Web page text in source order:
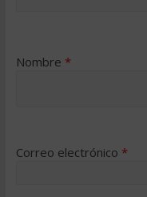
Nombre *
Correo electrónico *